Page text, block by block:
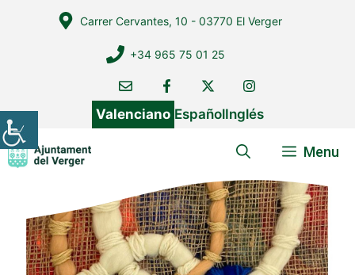
Carrer Cervantes, 10 - 03770 El Verger
+34 965 75 01 25
Valenciano EspañolInglés
Menu